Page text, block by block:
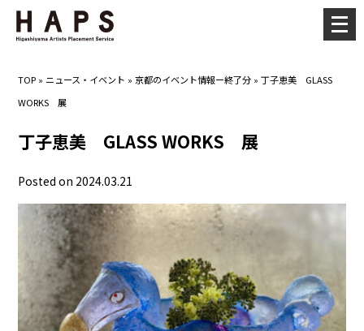
TOP » ニュース・イベント »京都のイベント情報ー終了分 »丁子恵美 GLASS
WORKS 展
丁子恵美 GLASS WORKS 展
Posted on 2024.03.21
メ
ニ
ー